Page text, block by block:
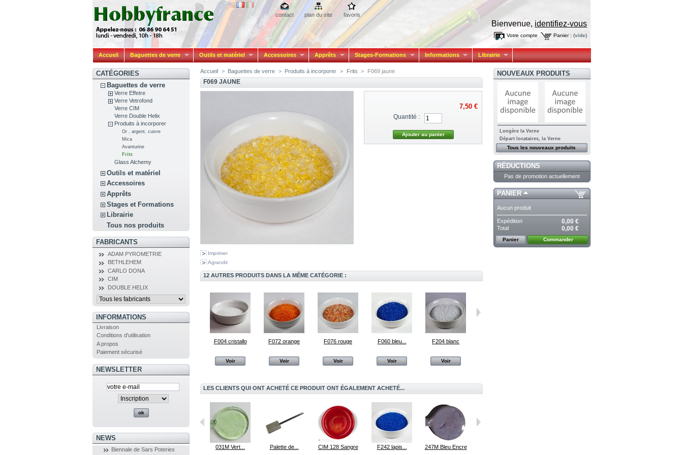
contact plan du site favoris
Bienvenue, identifiez-vous
Panier : (vide)
Votre compte
Accueil Baguettes de verre Outils et matériel Accessoires Apprêts Stages-Formations Informations Librairie
CATÉGORIES
Baguettes de verre
Verre Effetre
Verre Vetrofond
Verre CIM
Verre Double Helix
Produits à incorporer
Or , argent, cuivre
Mica
Avanturine
Frits
Glass Alchemy
Outils et matériel
Accessoires
Apprêts
Stages et Formations
Librairie
Tous nos produits
FABRICANTS
ADAM PYROMETRIE
BETHLEHEM
CARLO DONA
CIM
DOUBLE HELIX
INFORMATIONS
Livraison
Conditions d'utilisation
A propos
Paiement sécurisé
NEWSLETTER
NEWS
Biennale de Sars Poteries
Accueil > Baguettes de verre > Produits à incorporer > Frits > F069 jaune
F069 JAUNE
Imprimer
Agrandir
7,50 €
Quantité :
12 AUTRES PRODUITS DANS LA MÊME CATÉGORIE :
F004 cristallo
Voir
F072 orange
Voir
F076 rouge
Voir
F060 bleu...
Voir
F204 blanc
Voir
LES CLIENTS QUI ONT ACHETÉ CE PRODUIT ONT ÉGALEMENT ACHETÉ...
283 Nouvel... Présentoir à... 031M Vert... Palette de... CIM 128 Sangre F242 lapis... 247M Bleu Encre
NOUVEAUX PRODUITS
Longère la Verne
Départ locataires, la Verne
Tous les nouveaux produits
RÉDUCTIONS
Pas de promotion actuellement
PANIER
Aucun produit
Expédition 0,00 €
Total 0,00 €
Panier Commander